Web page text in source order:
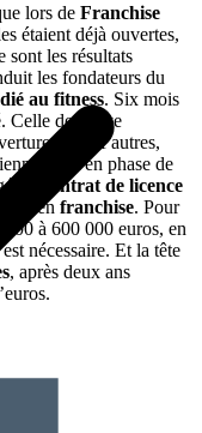
lors de Franchise
étaient déjà ouvertes,
sont les résultats
les fondateurs du
au fitness. Six mois
Celle de Blaye
et neuf autres,
sont en phase de
un
contrat de licence
en franchise. Pour
000 à 600 000 euros, en
nécessaire. Et la tête
, après deux ans